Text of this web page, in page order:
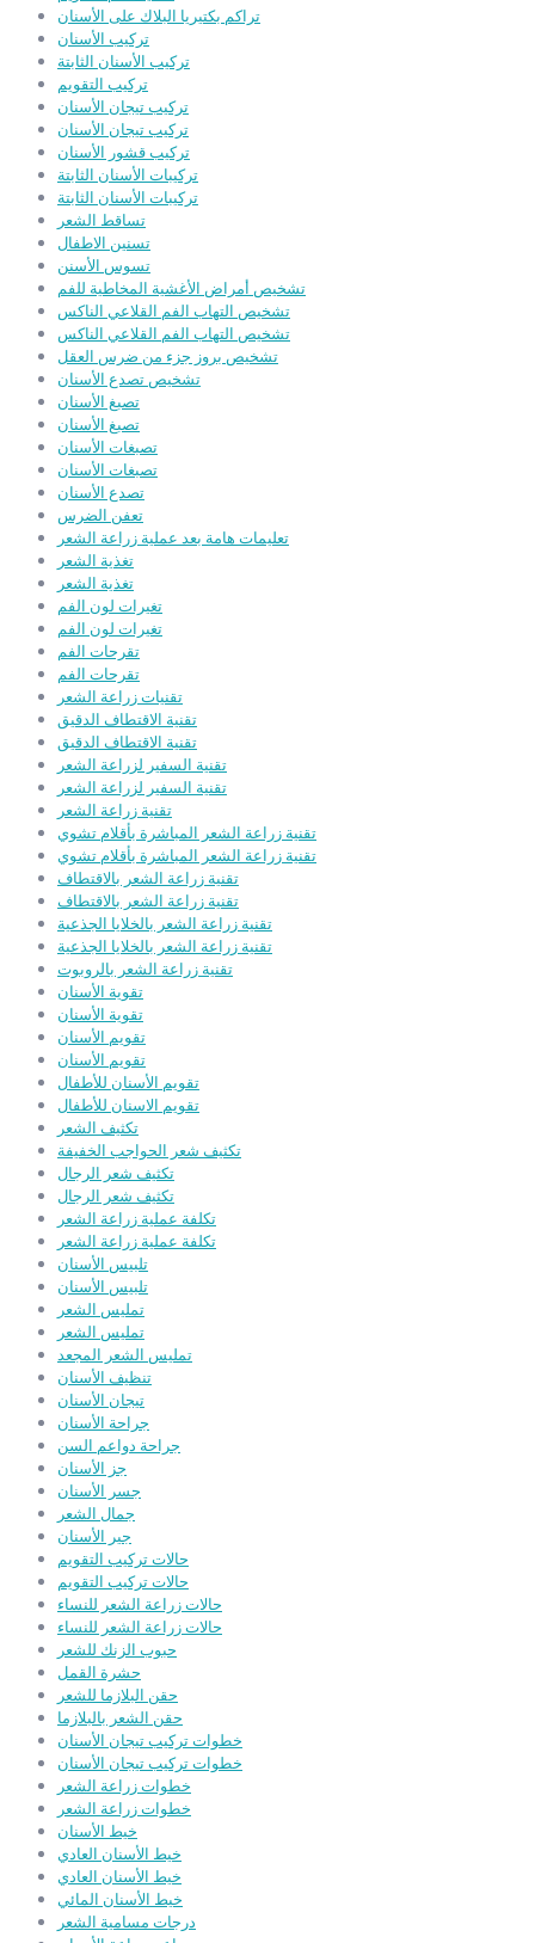
تراكم بكتيريا البلاك على الأسنان
تركيب الأسنان
تركيب الأسنان الثابتة
تركيب التقويم
تركيب تيجان الأسنان
تركيب تيجان الأسنان
تركيب قشور الأسنان
تركيبات الأسنان الثابتة
تركيبات الأسنان الثابتة
تساقط الشعر
تسنين الاطفال
تسوس الأسنن
تشخيص أمراض الأغشية المخاطية للفم
تشخيص التهاب الفم القلاعي الناكس
تشخيص التهاب الفم القلاعي الناكس
تشخيص بروز جزء من ضرس العقل
تشخيص تصدع الأسنان
تصبغ الأسنان
تصبغ الأسنان
تصبغات الأسنان
تصبغات الأسنان
تصدع الأسنان
تعفن الضرس
تعليمات هامة بعد عملية زراعة الشعر
تغذية الشعر
تغذية الشعر
تغيرات لون الفم
تغيرات لون الفم
تقرحات الفم
تقرحات الفم
تقنيات زراعة الشعر
تقنية الاقتطاف الدقيق
تقنية الاقتطاف الدقيق
تقنية السفير لزراعة الشعر
تقنية السفير لزراعة الشعر
تقنية زراعة الشعر
تقنية زراعة الشعر المباشرة بأقلام تشوي
تقنية زراعة الشعر المباشرة بأقلام تشوي
تقنية زراعة الشعر بالاقتطاف
تقنية زراعة الشعر بالاقتطاف
تقنية زراعة الشعر بالخلايا الجذعية
تقنية زراعة الشعر بالخلايا الجذعية
تقنية زراعة الشعر بالروبوت
تقوية الأسنان
تقوية الأسنان
تقويم الأسنان
تقويم الأسنان
تقويم الأسنان للأطفال
تقويم الاسنان للأطفال
تكثيف الشعر
تكثيف شعر الحواجب الخفيفة
تكثيف شعر الرجال
تكثيف شعر الرجال
تكلفة عملية زراعة الشعر
تكلفة عملية زراعة الشعر
تلبيس الأسنان
تلبيس الأسنان
تمليس الشعر
تمليس الشعر
تمليس الشعر المجعد
تنظيف الأسنان
تيجان الأسنان
جراحة الأسنان
جراحة دواعم السن
جز الأسنان
جسر الأسنان
جمال الشعر
جير الأسنان
حالات تركيب التقويم
حالات تركيب التقويم
حالات زراعة الشعر للنساء
حالات زراعة الشعر للنساء
حبوب الزنك للشعر
حشرة القمل
حقن البلازما للشعر
حقن الشعر بالبلازما
خطوات تركيب تيجان الأسنان
خطوات تركيب تيجان الأسنان
خطوات زراعة الشعر
خطوات زراعة الشعر
خيط الأسنان
خيط الأسنان العادي
خيط الأسنان العادي
خيط الأسنان المائي
درجات مسامية الشعر